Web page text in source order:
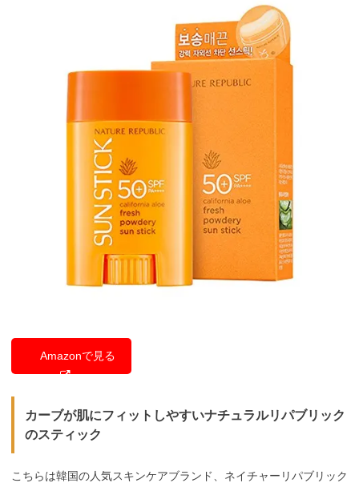
Amazonで見る
カーブが肌にフィットしやすいナチュラルリパブリック
のスティック
こちらは韓国の人気スキンケアブランド、ネイチャーリパブリック